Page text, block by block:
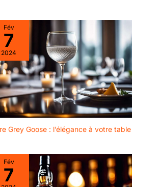
Fév
7
2024
Grey Goose : l’élégance à votre table
Fév
7